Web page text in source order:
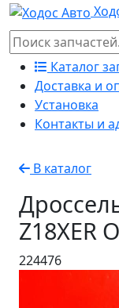
Каталог
Доставка и
Установка
Контакты и
В каталог
Z18XER
224476